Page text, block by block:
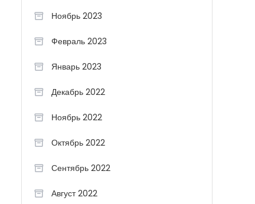
Ноябрь 2023
Февраль 2023
Январь 2023
Декабрь 2022
Ноябрь 2022
Октябрь 2022
Сентябрь 2022
Август 2022